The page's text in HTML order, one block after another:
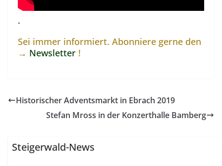
.
Sei immer informiert. Abonniere gerne den
→ Newsletter !
Historischer Adventsmarkt in Ebrach 2019
Stefan Mross in der Konzerthalle Bamberg
Steigerwald-News